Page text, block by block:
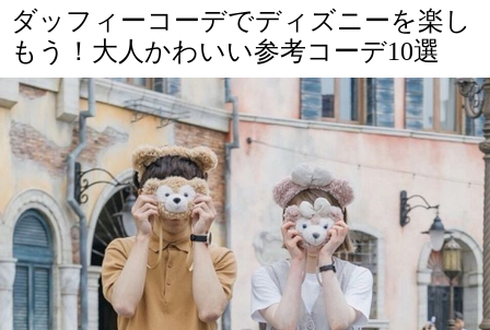
ダッフィーコーデでディズニーを楽し
もう！大人かわいい参考コーデ10選